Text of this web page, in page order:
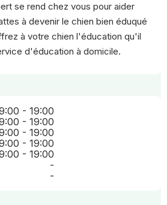
se rend chez vous pour aider
à devenir le chien bien éduqué
à votre chien l'éducation qu'il
d'éducation à domicile.
- 19:00
- 19:00
- 19:00
- 19:00
- 19:00
-
-